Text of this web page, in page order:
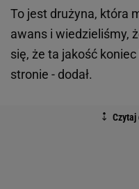
To jest drużyna, która
awans i wiedzieliśmy,
się, że ta jakość
stronie - dodał.